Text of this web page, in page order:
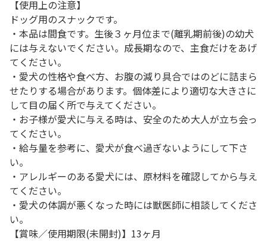
【使用上の注意】
ドッグ用のスナックです。
・本品は間食です。生後３ヶ月位まで(離乳期前後)の幼犬
には与えないでください。成長期なので、主食だけをあげ
てください。
・愛犬の性格や食べ方、お腹の減り具合ではのどに詰まら
せたりする場合があります。個体差により適切な大きさに
して目の届く所で与えてください。
・お子様が愛犬に与える時は、安全のため大人が立ち会っ
てください。
・給与量を参考に、愛犬が食べ過ぎないようにして下さ
い。
・アレルギーのある愛犬には、原材料を確認してから与え
てください。
・愛犬の体調が悪くなった時には獣医師に相談してくださ
い。
【賞味／使用期限(未開封)】13ヶ月